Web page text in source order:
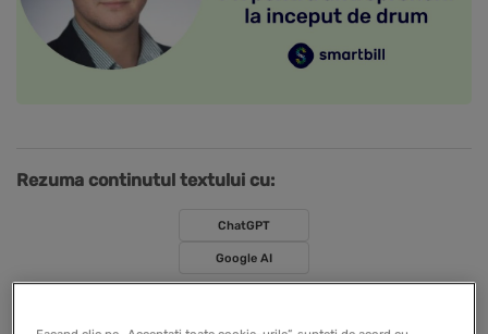
Rezuma continutul textului cu:
ChatGPT
Google AI
Saptamana aceasta laPrima mea afacerel-am avut